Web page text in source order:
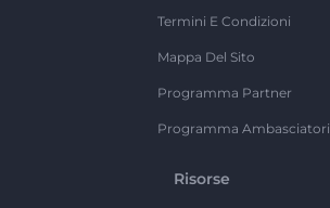
Termini E Condizioni
Mappa Del Sito
Programma Partner
Programma Ambasciatori
Risorse